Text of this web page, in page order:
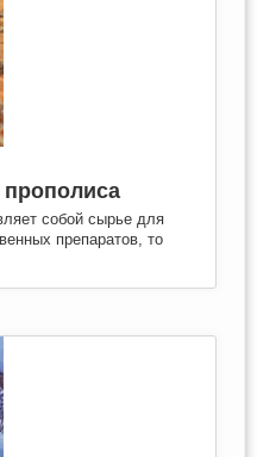
собой сырье для
препаратов, то